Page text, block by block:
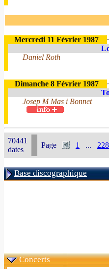
Mercredi 11 Février 1987
Daniel Roth
Dimanche 8 Février 1987
Josep M Mas i Bonnet
70441
dates
Page 1 ...
Base discographique
Concerts